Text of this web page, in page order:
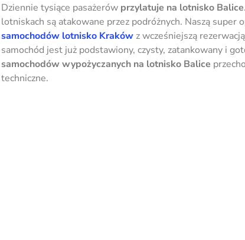
Dziennie tysiące pasażerów przylatuje na lotnisko Balice
lotniskach są atakowane przez podróżnych. Naszą super
samochodów lotnisko Kraków z wcześniejszą
samochód jest już podstawiony, czysty, zatankowany i
samochodów wypożyczanych na lotnisko Balice
techniczne.